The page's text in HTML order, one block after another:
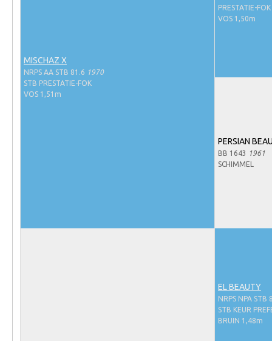
Hengstenkeuring
Regionale Keuringen
MISCHAZ X
NRPS AA STB 81.6 1970
STB PRESTATIE-FOK
VOS 1,51m
PRESTATIE-FOK
VOS 1,50m
PERSIAN
BB 1643
1961
SCHIMMEL
EL BEAUTY
NRPS NPA STB
STB KEUR
BRUIN 1,48m